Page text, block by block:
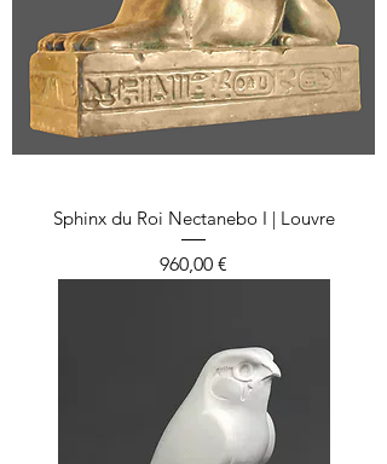
Sphinx du Roi Nectanebo I | Louvre
Prix
960,00 €